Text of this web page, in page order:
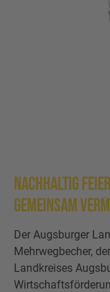
Nachhaltig
Gemeinsam
Der Augsburger
Mehrwegbecher,
Landkreises